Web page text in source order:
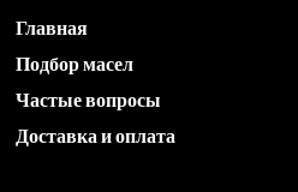
Главная
Подбор масел
Частые вопросы
Доставка и оплата